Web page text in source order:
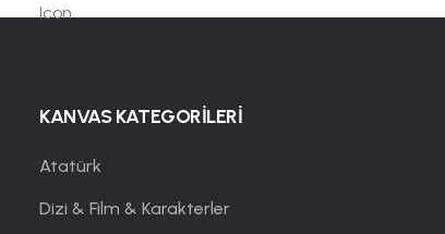
KANVAS KATEGORİLERİ
Atatürk
Dizi & Film & Karakterler